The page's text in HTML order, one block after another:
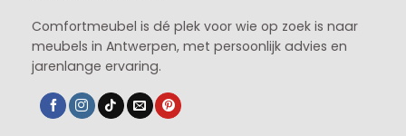
Comfortmeubel is dé plek voor wie op zoek is naar
meubels in Antwerpen, met persoonlijk advies en
jarenlange ervaring.